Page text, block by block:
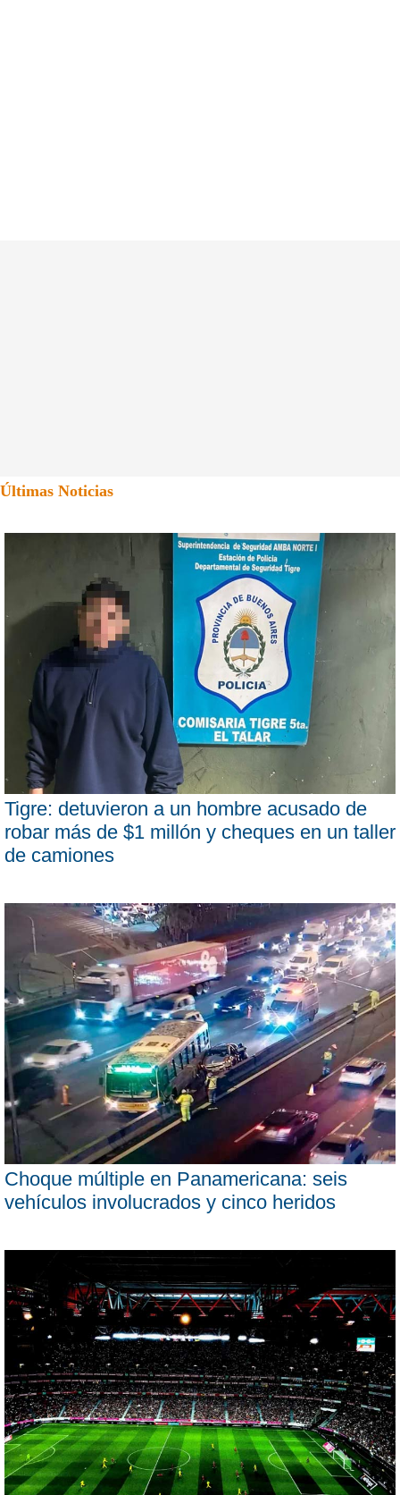
Últimas Noticias
Tigre: detuvieron a un hombre acusado de
robar más de $1 millón y cheques en un taller
de camiones
Choque múltiple en Panamericana: seis
vehículos involucrados y cinco heridos